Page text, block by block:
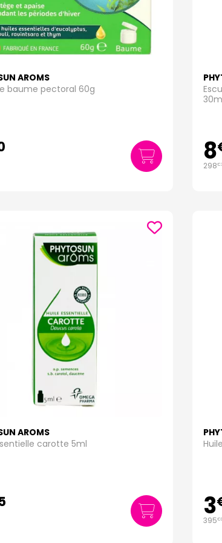
AROMS
baume pectoral 60g
8
298€
AROMS
carotte 5ml
3
395€